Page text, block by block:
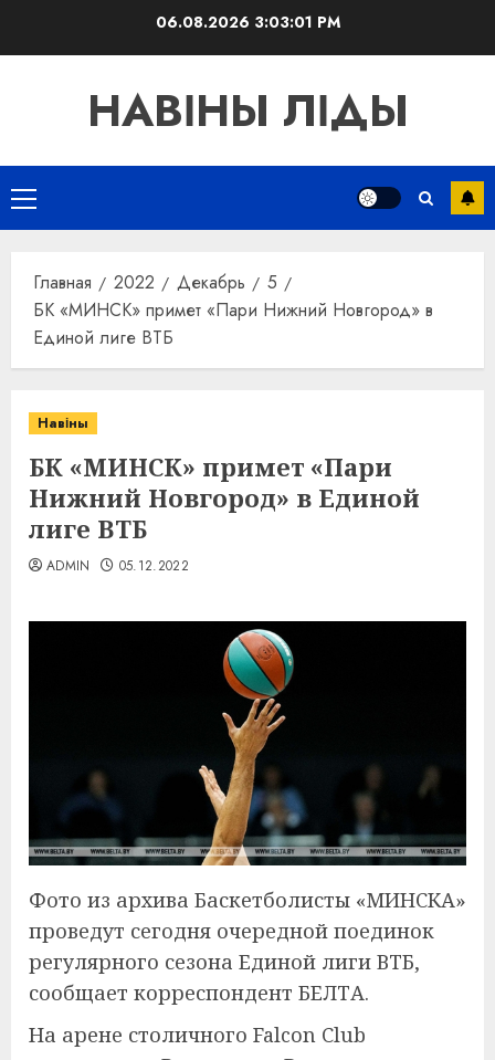
06.08.2026 3:03:01 PM
НАВІНЫ ЛІДЫ
Основное
меню
Главная 2022 Декабрь
5
БК «МИНСК» примет «Пари Нижний Новгород» в
Единой лиге ВТБ
Навіны
БК «МИНСК» примет «Пари
Нижний Новгород» в Единой
лиге ВТБ
ADMIN 05.12.2022
Фото из архива Баскетболисты «МИНСКА»
проведут сегодня очередной поединок
регулярного сезона Единой лиги ВТБ,
сообщает корреспондент БЕЛТА.
На арене столичного Falcon Club